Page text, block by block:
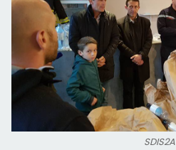
SDIS2A